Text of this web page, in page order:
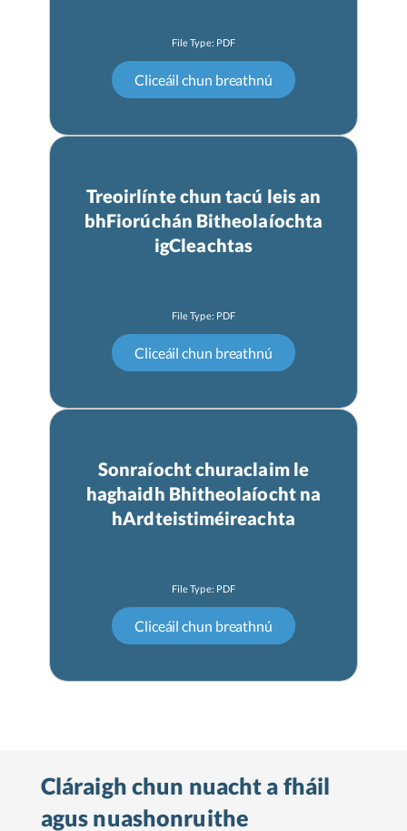
Treoirlínte chun tacú leis an
bhFiorúchán Bitheolaíochta
igCleachtas
Sonraíocht churaclaim le
haghaidh Bhitheolaíocht na
hArdteistiméireachta
Cláraigh chun nuacht a fháil
agus nuashonruithe